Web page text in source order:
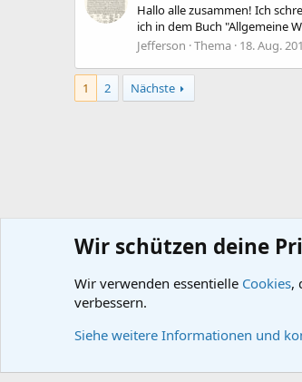
Hallo alle zusammen! Ich
ich in dem Buch "Allgemeine
Jefferson Thema 18. Aug.
1 2 Nächste
Startseite Schlagworte
Wir schützen deine
Wir verwenden essentielle Cookies,
verbessern.
Siehe weitere Informationen und